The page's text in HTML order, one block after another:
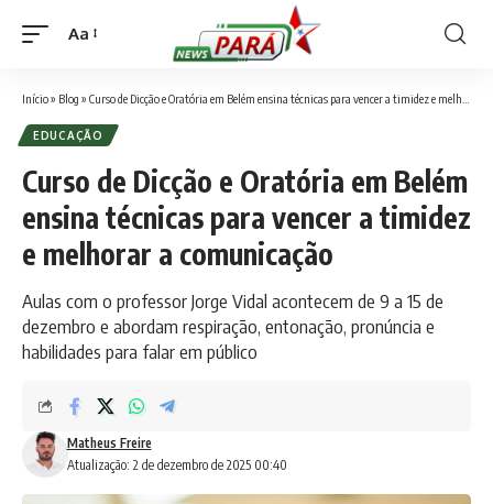
Font
Aa
Início» Blog » Curso de Dicção e Oratória em Belém ensina técnicas para vencer a timidez e melhorar a comunicação
EDUCAÇÃO
Curso de Dicção e Oratória em Belém
ensina técnicas para vencer a timidez
e melhorar a comunicação
Aulas com o professor Jorge Vidal acontecem de 9 a 15 de
dezembro e abordam respiração, entonação, pronúncia e
habilidades para falar em público
Atualização: 2 de dezembro de 2025 00:40
Matheus Freire